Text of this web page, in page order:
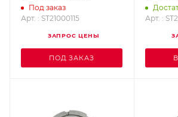
DR.SCHULZE ST21000115
Под заказ
Арт. : ST21000115
ЗАПРОС ЦЕНЫ
ПОД ЗАКАЗ
Арт. :